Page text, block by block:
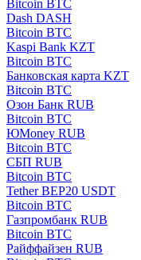
Bitcoin BTC
Dash DASH
Bitcoin BTC
Kaspi Bank KZT
Bitcoin BTC
Банковская карта KZT
Bitcoin BTC
Озон Банк RUB
Bitcoin BTC
ЮMoney RUB
Bitcoin BTC
СБП RUB
Bitcoin BTC
Tether BEP20 USDT
Bitcoin BTC
Газпромбанк RUB
Bitcoin BTC
Райффайзен RUB